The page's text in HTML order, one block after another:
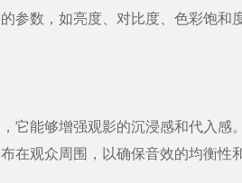
数，如亮度、对比度、色彩饱和
能够增强观影的沉浸感和代入感。
观众周围，以确保音效的均衡性